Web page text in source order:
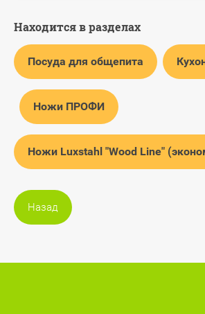
Находится в разделах
Посуда для общепита
Ножи ПРОФИ
Ножи Luxstahl "Wood Line"
Назад